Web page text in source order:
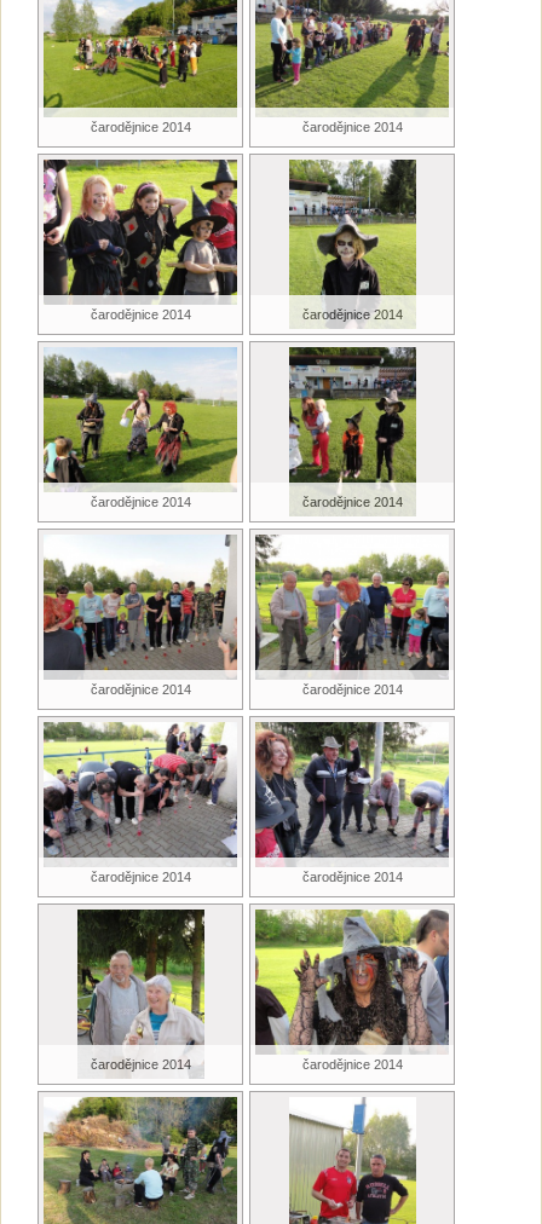
čarodějnice 2014 čarodějnice 2014
čarodějnice 2014 čarodějnice 2014
čarodějnice 2014 čarodějnice 2014
čarodějnice 2014 čarodějnice 2014
čarodějnice 2014 čarodějnice 2014
čarodějnice 2014 čarodějnice 2014